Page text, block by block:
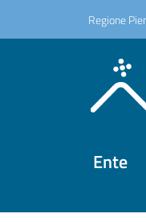
Regione
Ente